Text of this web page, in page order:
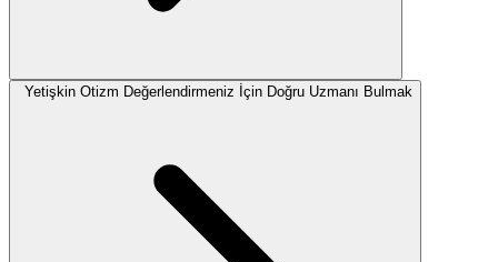
Yetişkin Otizm Değerlendirmeniz İçin Doğru Uzmanı Bulmak